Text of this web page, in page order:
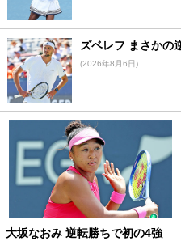
ズベレフ まさかの
(2026年8月6日)
大坂なおみ 逆転勝ちで初の4強